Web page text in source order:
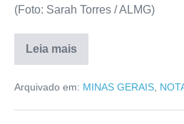
(Foto: Sarah Torres / ALMG)
Leia mais
Arquivado em: MINAS GERAIS,